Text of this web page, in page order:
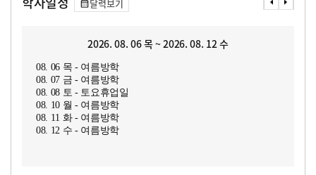
달력보기
2026. 08. 06 목 ~ 2026. 08. 12 수
08. 06 목 - 여름방학
08. 07 금 - 여름방학
08. 08 토 - 토요휴업일
08. 10 월 - 여름방학
08. 11 화 - 여름방학
08. 12 수 - 여름방학